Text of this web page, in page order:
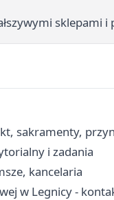
sklepami
sakramenty,
i zadania
kancelaria
w Legnicy -